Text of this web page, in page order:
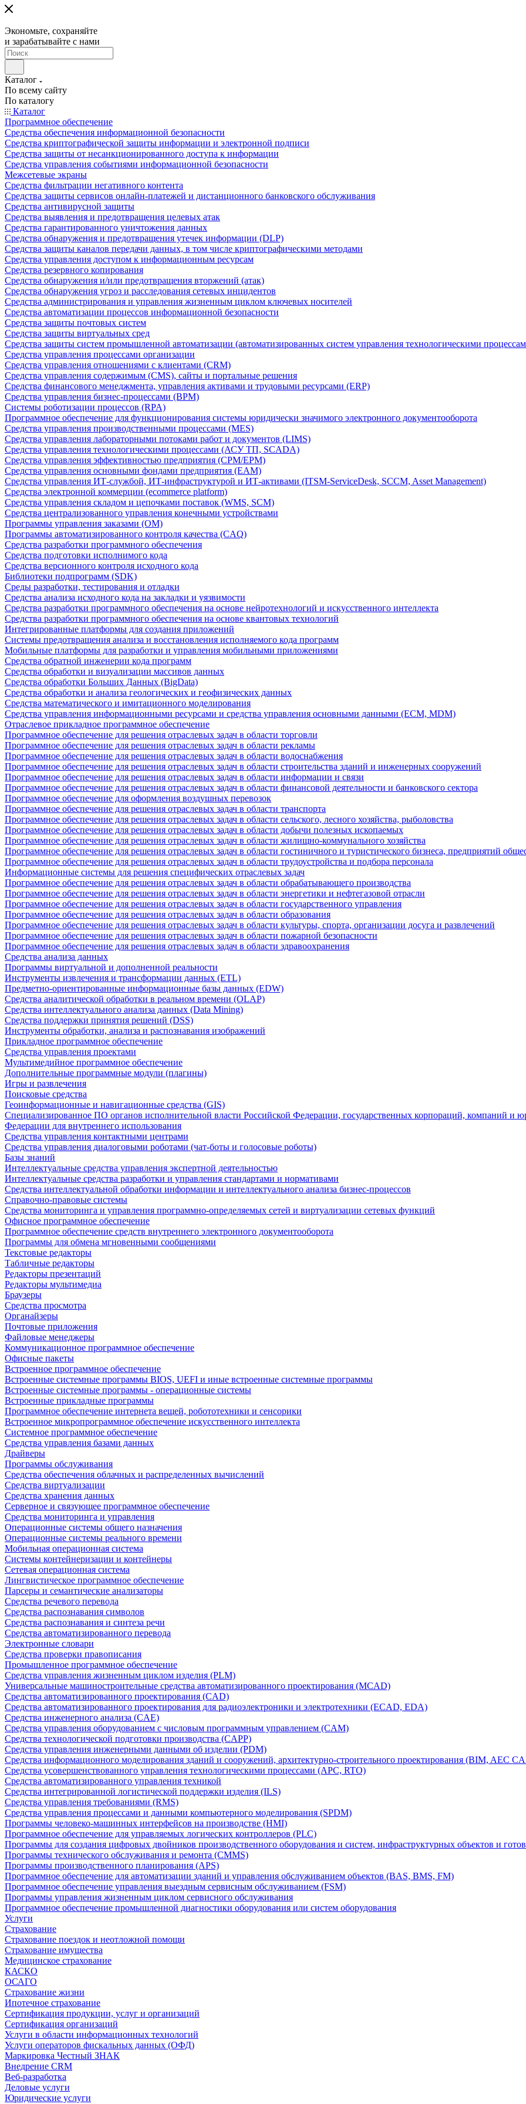
Экономьте, сохраняйте
и зарабатывайте с нами
Каталог
По всему сайту
По каталогу
Каталог
Программное обеспечение
Средства обеспечения информационной безопасности
Средства криптографической защиты информации и электронной подписи
Средства защиты от несанкционированного доступа к информации
Средства управления событиями информационной безопасности
Межсетевые экраны
Средства фильтрации негативного контента
Средства защиты сервисов онлайн-платежей и дистанционного банковского обслуживания
Средства антивирусной защиты
Средства выявления и предотвращения целевых атак
Средства гарантированного уничтожения данных
Средства обнаружения и предотвращения утечек информации (DLP)
Средства защиты каналов передачи данных, в том числе криптографическими методами
Средства управления доступом к информационным ресурсам
Средства резервного копирования
Средства обнаружения и/или предотвращения вторжений (атак)
Средства обнаружения угроз и расследования сетевых инцидентов
Средства администрирования и управления жизненным циклом ключевых носителей
Средства автоматизации процессов информационной безопасности
Средства защиты почтовых систем
Средства защиты виртуальных сред
Средства защиты систем промышленной автоматизации (автоматизированных систем управления технологическими
Средства управления процессами организации
Средства управления отношениями с клиентами (CRM)
Средства управления содержимым (CMS), сайты и портальные решения
Средства финансового менеджмента, управления активами и трудовыми ресурсами (ERP)
Средства управления бизнес-процессами (BPM)
Системы роботизации процессов (RPA)
Программное обеспечение для функционирования системы юридически значимого электронного документооборота
Средства управления производственными процессами (MES)
Средства управления лабораторными потоками работ и документов (LIMS)
Средства управления технологическими процессами (АСУ ТП, SCADA)
Средства управления эффективностью предприятия (CPM/EPM)
Средства управления основными фондами предприятия (EAM)
Средства управления ИТ-службой, ИТ-инфраструктурой и ИТ-активами (ITSM-ServiceDesk, SCCM, Asset Management)
Средства электронной коммерции (ecommerce platform)
Средства управления складом и цепочками поставок (WMS, SCM)
Средства централизованного управления конечными устройствами
Программы управления заказами (OM)
Программы автоматизированного контроля качества (CAQ)
Средства разработки программного обеспечения
Средства подготовки исполнимого кода
Средства версионного контроля исходного кода
Библиотеки подпрограмм (SDK)
Среды разработки, тестирования и отладки
Средства анализа исходного кода на закладки и уязвимости
Средства разработки программного обеспечения на основе нейротехнологий и искусственного интеллекта
Средства разработки программного обеспечения на основе квантовых технологий
Интегрированные платформы для создания приложений
Системы предотвращения анализа и восстановления исполняемого кода программ
Мобильные платформы для разработки и управления мобильными приложениями
Средства обратной инженерии кода программ
Средства обработки и визуализации массивов данных
Средства обработки Больших Данных (BigData)
Средства обработки и анализа геологических и геофизических данных
Средства математического и имитационного моделирования
Средства управления информационными ресурсами и средства управления основными данными (ECM, MDM)
Отраслевое прикладное программное обеспечение
Программное обеспечение для решения отраслевых задач в области торговли
Программное обеспечение для решения отраслевых задач в области рекламы
Программное обеспечение для решения отраслевых задач в области водоснабжения
Программное обеспечение для решения отраслевых задач в области строительства зданий и инженерных сооружений
Программное обеспечение для решения отраслевых задач в области информации и связи
Программное обеспечение для решения отраслевых задач в области финансовой деятельности и банковского сектора
Программное обеспечение для оформления воздушных перевозок
Программное обеспечение для решения отраслевых задач в области транспорта
Программное обеспечение для решения отраслевых задач в области сельского, лесного хозяйства, рыболовства
Программное обеспечение для решения отраслевых задач в области добычи полезных ископаемых
Программное обеспечение для решения отраслевых задач в области жилищно-коммунального хозяйства
Программное обеспечение для решения отраслевых задач в области гостиничного и туристического бизнеса, предприятий
Программное обеспечение для решения отраслевых задач в области трудоустройства и подбора персонала
Информационные системы для решения специфических отраслевых задач
Программное обеспечение для решения отраслевых задач в области обрабатывающего производства
Программное обеспечение для решения отраслевых задач в области энергетики и нефтегазовой отрасли
Программное обеспечение для решения отраслевых задач в области государственного управления
Программное обеспечение для решения отраслевых задач в области образования
Программное обеспечение для решения отраслевых задач в области культуры, спорта, организации досуга и развлечений
Программное обеспечение для решения отраслевых задач в области пожарной безопасности
Программное обеспечение для решения отраслевых задач в области здравоохранения
Средства анализа данных
Программы виртуальной и дополненной реальности
Инструменты извлечения и трансформации данных (ETL)
Предметно-ориентированные информационные базы данных (EDW)
Средства аналитической обработки в реальном времени (OLAP)
Средства интеллектуального анализа данных (Data Mining)
Средства поддержки принятия решений (DSS)
Инструменты обработки, анализа и распознавания изображений
Прикладное программное обеспечение
Средства управления проектами
Мультимедийное программное обеспечение
Дополнительные программные модули (плагины)
Игры и развлечения
Поисковые средства
Геоинформационные и навигационные средства (GIS)
Специализированное ПО органов исполнительной власти Российской Федерации, государственных корпораций, компаний и
Федерации для внутреннего использования
Средства управления контактными центрами
Средства управления диалоговыми роботами (чат-боты и голосовые роботы)
Базы знаний
Интеллектуальные средства управления экспертной деятельностью
Интеллектуальные средства разработки и управления стандартами и нормативами
Средства интеллектуальной обработки информации и интеллектуального анализа бизнес-процессов
Справочно-правовые системы
Средства мониторинга и управления программно-определяемых сетей и виртуализации сетевых функций
Офисное программное обеспечение
Программное обеспечение средств внутреннего электронного документооборота
Программы для обмена мгновенными сообщениями
Текстовые редакторы
Табличные редакторы
Редакторы презентаций
Редакторы мультимедиа
Браузеры
Средства просмотра
Органайзеры
Почтовые приложения
Файловые менеджеры
Коммуникационное программное обеспечение
Офисные пакеты
Встроенное программное обеспечение
Встроенные системные программы BIOS, UEFI и иные встроенные системные программы
Встроенные системные программы - операционные системы
Встроенные прикладные программы
Программное обеспечение интернета вещей, робототехники и сенсорики
Встроенное микропрограммное обеспечение искусственного интеллекта
Системное программное обеспечение
Средства управления базами данных
Драйверы
Программы обслуживания
Средства обеспечения облачных и распределенных вычислений
Средства виртуализации
Средства хранения данных
Серверное и связующее программное обеспечение
Средства мониторинга и управления
Операционные системы общего назначения
Операционные системы реального времени
Мобильная операционная система
Системы контейнеризации и контейнеры
Сетевая операционная система
Лингвистическое программное обеспечение
Парсеры и семантические анализаторы
Средства речевого перевода
Средства распознавания символов
Средства распознавания и синтеза речи
Средства автоматизированного перевода
Электронные словари
Средства проверки правописания
Промышленное программное обеспечение
Средства управления жизненным циклом изделия (PLM)
Универсальные машиностроительные средства автоматизированного проектирования (MCAD)
Средства автоматизированного проектирования (CAD)
Средства автоматизированного проектирования для радиоэлектроники и электротехники (ECAD, EDA)
Средства инженерного анализа (CAE)
Средства управления оборудованием с числовым программным управлением (CAM)
Средства технологической подготовки производства (CAPP)
Средства управления инженерными данными об изделии (PDM)
Средства информационного моделирования зданий и сооружений, архитектурно-строительного проектирования (BIM, AEC
Средства усовершенствованного управления технологическими процессами (APC, RTO)
Средства автоматизированного управления техникой
Средства интегрированной логистической поддержки изделия (ILS)
Средства управления требованиями (RMS)
Средства управления процессами и данными компьютерного моделирования (SPDM)
Программы человеко-машинных интерфейсов на производстве (HMI)
Программное обеспечение для управляемых логических контроллеров (PLC)
Программы для создания цифровых двойников производственного оборудования и систем, инфраструктурных объектов и
Программы технического обслуживания и ремонта (CMMS)
Программы производственного планирования (APS)
Программное обеспечение для автоматизации зданий и управления обслуживанием объектов (BAS, BMS, FM)
Программное обеспечение управления выездным сервисным обслуживанием (FSM)
Программы управления жизненным циклом сервисного обслуживания
Программное обеспечение промышленной диагностики оборудования или систем оборудования
Услуги
Страхование
Страхование поездок и неотложной помощи
Страхование имущества
Медицинское страхование
КАСКО
ОСАГО
Страхование жизни
Ипотечное страхование
Сертификация продукции, услуг и организаций
Сертификация организаций
Услуги в области информационных технологий
Услуги операторов фискальных данных (ОФД)
Маркировка Честный ЗНАК
Внедрение CRM
Веб-разработка
Деловые услуги
Юридические услуги